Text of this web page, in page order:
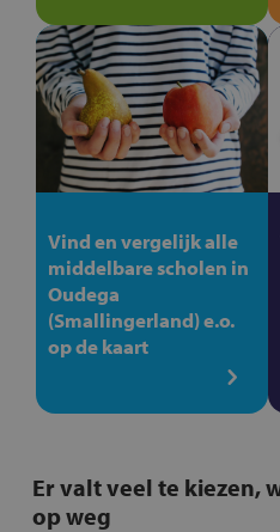
Vind en vergelijk alle
middelbare scholen in
Oudega
(Smallingerland) e.o.
op de kaart
Er valt veel te kiezen,
op weg